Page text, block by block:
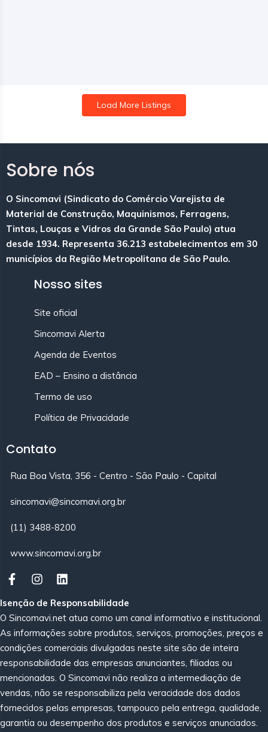
Load More Listings
Sobre nós
O Sincomavi (Sindicato do Comércio Varejista de
Material de Construção, Maquinismos, Ferragens,
Tintas, Louças e Vidros da Grande São Paulo) atua
desde 1934. Representa 36.213 estabelecimentos em 30
municípios da Região Metropolitana de São Paulo.
Nosso sites
Site oficial
Sincomavi Alerta
Agenda de Eventos
EAD – Ensino a distância
Termo de uso
Política de Privacidade
Contato
Rua Boa Vista, 356 - Centro - São Paulo - Capital
sincomavi@sincomavi.org.br
(11) 3488-8200
www.sincomavi.org.br
Isenção de Responsabilidade
O Sincomavi.net atua como um canal informativo e institucional.
As informações sobre produtos, serviços, promoções, preços e
condições comerciais divulgadas neste site são de inteira
responsabilidade das empresas anunciantes, filiadas ou
mencionadas. O Sincomavi não realiza a intermediação de
vendas, não se responsabiliza pela veracidade dos dados
fornecidos pelas empresas, tampouco pela entrega, qualidade,
garantia ou desempenho dos produtos e serviços anunciados.